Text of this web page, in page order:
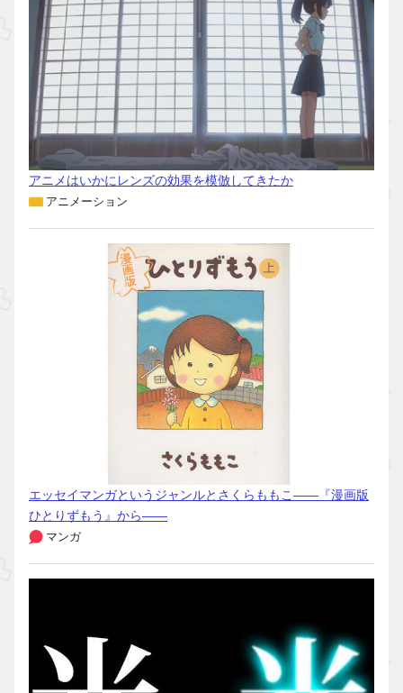
アニメはいかにレンズの効果を模倣してきたか
アニメーション
エッセイマンガというジャンルとさくらももこ――『漫画版
ひとりずもう』から――
マンガ